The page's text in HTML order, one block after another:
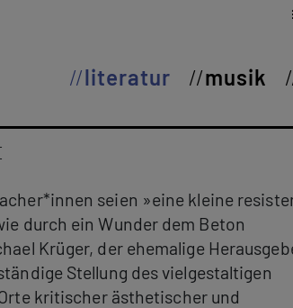
literatur musik
seien »eine kleine
durch ein Wunder dem Beton
Krüger, der ehemalige
Stellung des vielgestaltigen
kritischer ästhetischer und